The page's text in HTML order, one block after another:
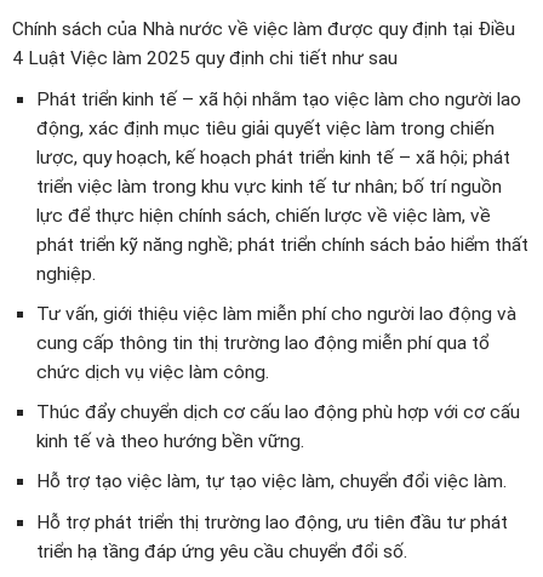
Chính sách của Nhà nước về việc làm được quy định tại Điều
4 Luật Việc làm 2025 quy định chi tiết như sau
Phát triển kinh tế – xã hội nhằm tạo việc làm cho người lao
động, xác định mục tiêu giải quyết việc làm trong chiến
lược, quy hoạch, kế hoạch phát triển kinh tế – xã hội; phát
triển việc làm trong khu vực kinh tế tư nhân; bố trí nguồn
lực để thực hiện chính sách, chiến lược về việc làm, về
phát triển kỹ năng nghề; phát triển chính sách bảo hiểm thất
nghiệp.
Tư vấn, giới thiệu việc làm miễn phí cho người lao động và
cung cấp thông tin thị trường lao động miễn phí qua tổ
chức dịch vụ việc làm công.
Thúc đẩy chuyển dịch cơ cấu lao động phù hợp với cơ cấu
kinh tế và theo hướng bền vững.
Hỗ trợ tạo việc làm, tự tạo việc làm, chuyển đổi việc làm.
Hỗ trợ phát triển thị trường lao động, ưu tiên đầu tư phát
triển hạ tầng đáp ứng yêu cầu chuyển đổi số.